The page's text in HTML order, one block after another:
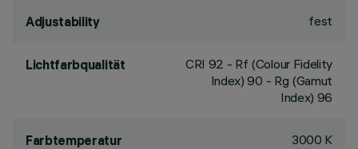
Adjustability fest
Lichtfarbqualität CRI 92 - Rf (Colour Fidelity
Index) 90 - Rg (Gamut
Index) 96
Farbtemperatur 3000 K